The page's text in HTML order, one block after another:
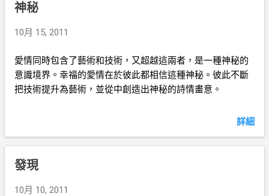
神秘
10月 15, 2011
愛情同時包含了藝術和技術，又超越這兩者，是一種神秘的
意識境界。幸福的愛情在於彼此都相信這種神秘。彼此不斷
把技術提升為藝術，並從中創造出神秘的詩情畫意。
詳細
發現
10月 10, 2011